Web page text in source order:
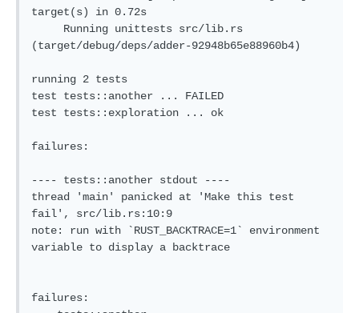
target(s) in 0.72s
(target/debug/deps/adder-92948b65e88960b4)
running 2 tests
test tests::another ... FAILED
test tests::exploration ... ok
failures:
---- tests::another stdout ----
thread 'main' panicked at 'Make this test
fail', src/lib.rs:10:9
note: run with `RUST_BACKTRACE=1` environment
variable to display a backtrace
failures: